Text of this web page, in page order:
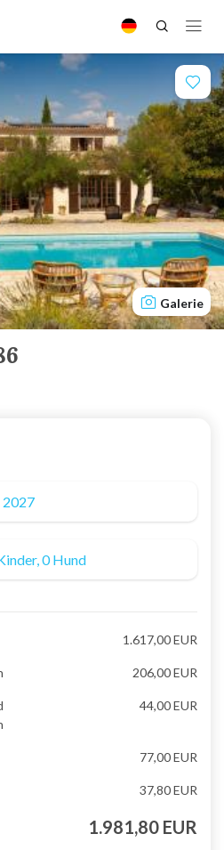
Galerie
1.617,00 EUR
206,00 EUR
44,00 EUR
77,00 EUR
37,80 EUR
1.981,80 EUR